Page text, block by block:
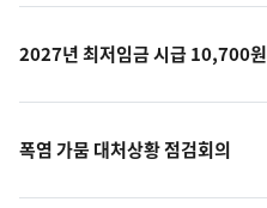
2027년 최저임금 시급 10,700원
폭염 가뭄 대처상황 점검회의